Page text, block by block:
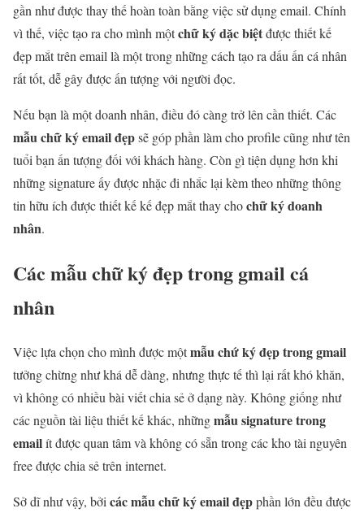
gần như được thay thế hoàn toàn bằng việc sử dụng email. Chính
vì thế, việc tạo ra cho mình mộtchữ ký dặc biệtđược thiết kế
đẹp mắt trên email là một trong những cách tạo ra dấu ấn cá nhân
rất tốt, dễ gây được ấn tượng với người đọc.
Nếu bạn là một doanh nhân, điều đó càng trở lên cần thiết. Các
mẫu chữ ký email đẹpsẽ góp phần làm cho profile cũng như tên
tuổi bạn ấn tượng đối với khách hàng. Còn gì tiện dụng hơn khi
những signature ấy được nhặc đi nhắc lại kèm theo những thông
tin hữu ích được thiết kế kế đẹp mắt thay chochữ ký doanh
nhân.
Các mẫu chữ ký đẹp trong gmail cá
nhân
Việc lựa chọn cho mình được mộtmẫu chứ ký đẹp trong gmail
tưởng chừng như khá dễ dàng, nhưng thực tế thì lại rất khó khăn,
vì không có nhiều bài viết chia sẻ ở dạng này. Không giống như
các nguồn tài liệu thiết kế khác, nhữngmẫu signature trong
emailít được quan tâm và không có sẵn trong các kho tài nguyên
free được chia sẻ trên internet.
Sở dĩ như vậy, bởi các mẫu chữ ký email đẹpphần lớn đều được